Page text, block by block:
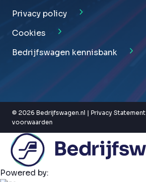
Privacy policy
Cookies
Bedrijfswagen kennisbank
© 2026 Bedrijfswagen.nl | Privacy Statement
voorwaarden
Powered by: